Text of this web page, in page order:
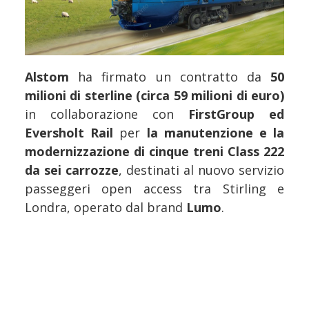
Alstom ha firmato un contratto da 50
milioni di sterline (circa 59 milioni di euro)
in collaborazione con FirstGroup ed
Eversholt Rail per la manutenzione e la
modernizzazione di cinque treni Class 222
da sei carrozze, destinati al nuovo servizio
passeggeri open access tra Stirling e
Londra, operato dal brand Lumo.